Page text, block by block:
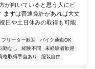
が向いていると思う人にピ
ずは普通免許があれば大丈
や土日休みの取得も可能
フリーター歓迎
バイク通勤OK
勤なし 経験不問
未経験者歓迎
格取得手当あり 服装自由